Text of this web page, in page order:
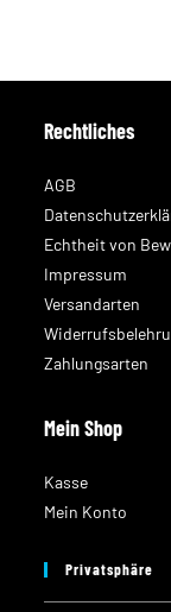
Rechtliches
AGB
Echtheit von
Impressum
Versandarten
Zahlungsarten
Mein Shop
Kasse
Mein Konto
Privatsphäre